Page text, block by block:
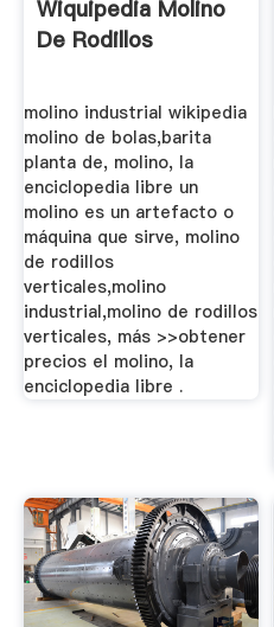
Wiquipedia Molino
De Rodillos
molino industrial wikipedia
molino de bolas,barita
planta de, molino, la
enciclopedia libre un
molino es un artefacto o
máquina que sirve, molino
de rodillos
verticales,molino
industrial,molino de rodillos
verticales, más >>obtener
precios el molino, la
enciclopedia libre .